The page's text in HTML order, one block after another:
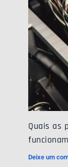
Quais as
Deixe um